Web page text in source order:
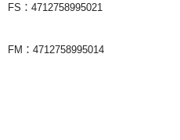
FS：4712758995021
FM：4712758995014